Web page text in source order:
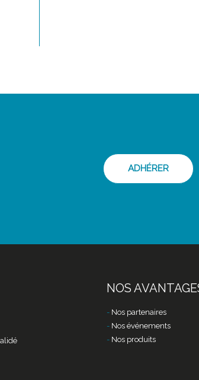
ADHÉRER
NOS
Nos partenaires
Nos événements
Nos produits